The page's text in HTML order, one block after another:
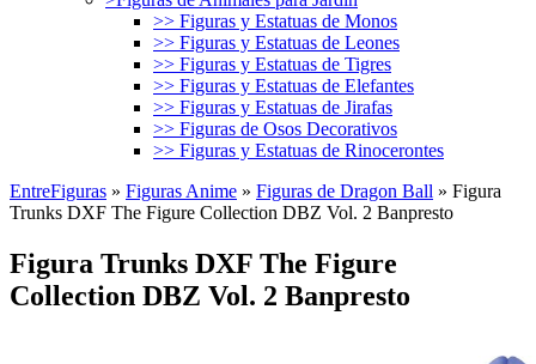
>> Figuras y Estatuas de Monos
>> Figuras y Estatuas de Leones
>> Figuras y Estatuas de Tigres
>> Figuras y Estatuas de Elefantes
>> Figuras y Estatuas de Jirafas
>> Figuras de Osos Decorativos
>> Figuras y Estatuas de Rinocerontes
EntreFiguras » Figuras Anime » Figuras de Dragon Ball » Figura
Trunks DXF The Figure Collection DBZ Vol. 2 Banpresto
Figura Trunks DXF The Figure
Collection DBZ Vol. 2 Banpresto